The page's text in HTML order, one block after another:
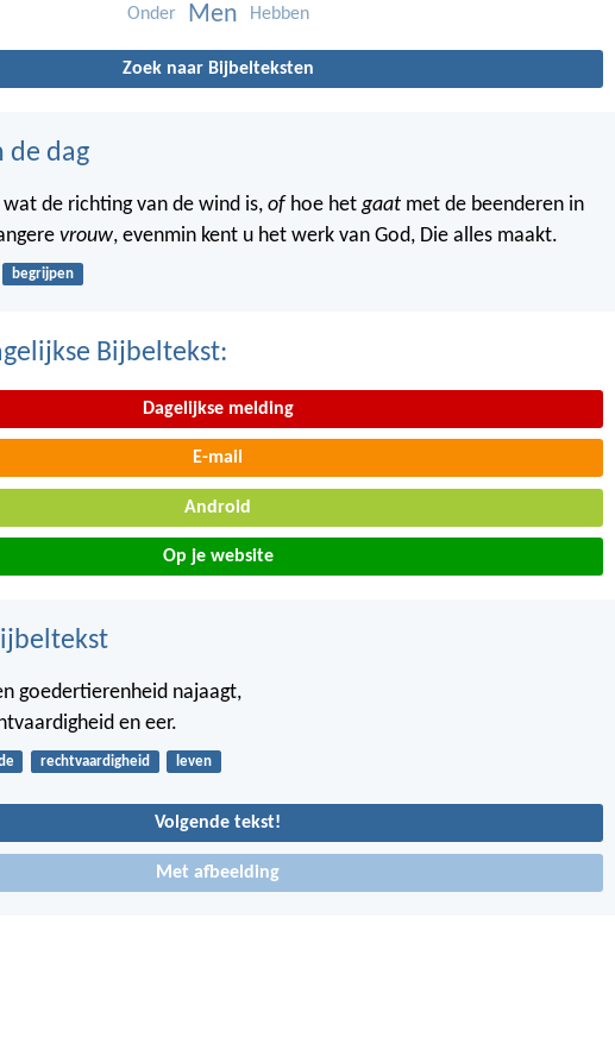
Onder Men Hebben
Zoek naar Bijbelteksten
de dag
de richting van de wind is, of hoe het gaat met de beenderen in
vrouw, evenmin kent u het werk van God, Die alles maakt.
begrijpen
Bijbeltekst:
Dagelijkse melding
E-mail
Android
Op je website
goedertierenheid najaagt,
en eer.
rechtvaardigheid leven
Volgende tekst!
Met afbeelding